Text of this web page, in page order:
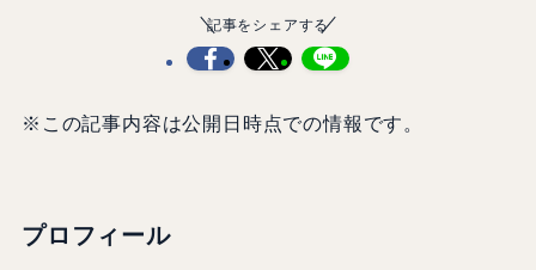
記事をシェアする
※この記事内容は公開日時点での情報です。
プロフィール